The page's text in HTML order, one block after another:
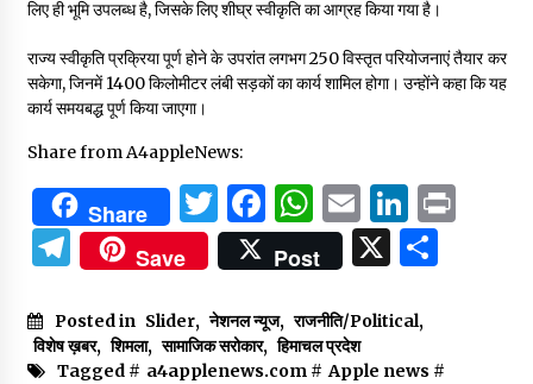
लिए ही भूमि उपलब्ध है, जिसके लिए शीघ्र स्वीकृति का आग्रह किया गया है।
राज्य स्वीकृति प्रक्रिया पूर्ण होने के उपरांत लगभग 250 विस्तृत परियोजनाएं तैयार कर
सकेगा, जिनमें 1400 किलोमीटर लंबी सड़कों का कार्य शामिल होगा। उन्होंने कहा कि यह
कार्य समयबद्ध पूर्ण किया जाएगा।
Share from A4appleNews:
Share Twitter
Facebook
WhatsApp
Email
Telegram
Save Post X
Posted in Slider, नेशनल न्यूज, राजनीति/Political,
विशेष ख़बर, शिमला, सामाजिक सरोकार, हिमाचल प्रदेश
Tagged # a4applenews.com# Apple news #